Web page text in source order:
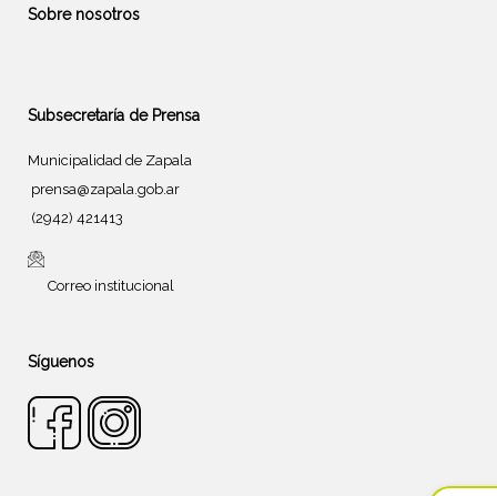
Sobre nosotros
Subsecretaría de Prensa
Municipalidad de Zapala
prensa@zapala.gob.ar
(2942) 421413
Correo institucional
Síguenos